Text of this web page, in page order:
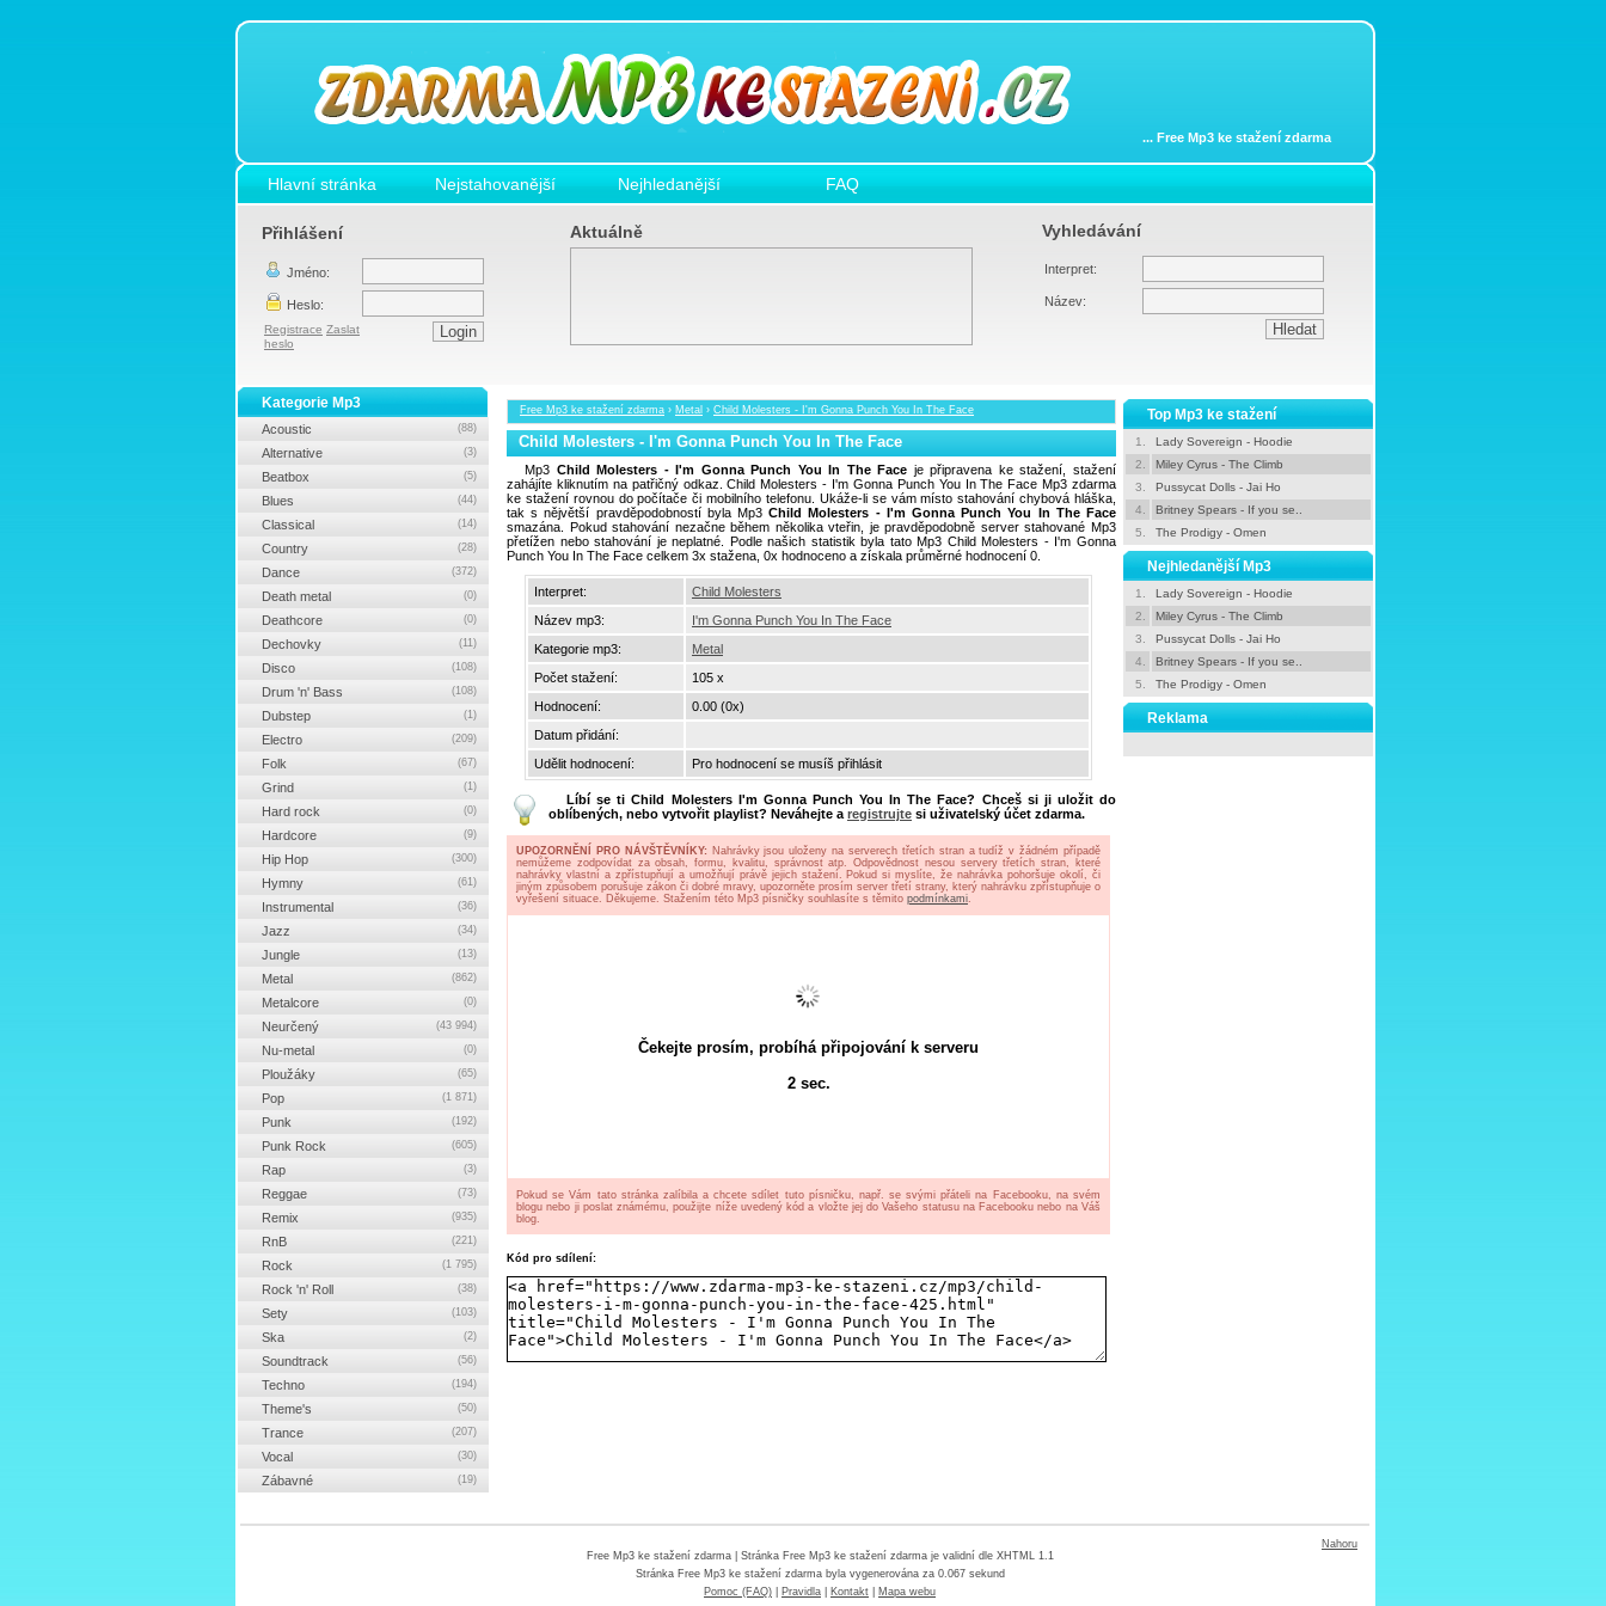
... Free Mp3 ke stažení zdarma
Hlavní stránka Nejstahovanější Nejhledanější FAQ
Přihlášení
Jméno:
Heslo:
Registrace Zaslat
heslo
Aktuálně Vyhledávání
Interpret:
Název:
Free Mp3 ke stažení zdarma › Metal › Child Molesters - I'm Gonna Punch You In The Face
Child Molesters - I'm Gonna Punch You In The Face
Mp3 Child Molesters - I'm Gonna Punch You In The Face je připravena ke stažení, stažení
zahájíte kliknutím na patřičný odkaz. Child Molesters - I'm Gonna Punch You In The Face Mp3 zdarma
ke stažení rovnou do počítače či mobilního telefonu. Ukáže-li se vám místo stahování chybová hláška,
tak s nějvětší pravděpodobností byla Mp3Child Molesters - I'm Gonna Punch You In The Face
smazána. Pokud stahování nezačne během několika vteřin, je pravděpodobně server stahované Mp3
přetížen nebo stahování je neplatné. Podle našich statistik byla tato Mp3 Child Molesters - I'm Gonna
Punch You In The Face celkem 3x stažena, 0x hodnoceno a získala průměrné hodnocení 0.
Interpret:
Child Molesters
Název mp3:
I'm Gonna Punch You In The Face
Kategorie mp3:
Metal
Počet stažení:
105 x
Hodnocení:
0.00 (0x)
Datum přidání:
Udělit hodnocení:
Pro hodnocení se musíš přihlásit
Líbí se tiChild Molesters I'm Gonna Punch You In The Face? Chceš si ji uložit do
oblíbených, nebo vytvořit playlist? Neváhejte a registrujte si uživatelský účet zdarma.
UPOZORNĚNÍ PRO NÁVŠTĚVNÍKY: Nahrávky jsou uloženy na serverech třetích stran a tudíž v žádném případě
nemůžeme zodpovídat za obsah, formu, kvalitu, správnost atp. Odpovědnost nesou servery třetích stran, které
nahrávky vlastní a zpřístupňují a umožňují právě jejich stažení. Pokud si myslíte, že nahrávka pohoršuje okolí, či
jiným způsobem porušuje zákon či dobré mravy, upozorněte prosím server třetí strany, který nahrávku zpřístupňuje o
vyřešení situace. Děkujeme. Stažením této Mp3 písničky souhlasíte s těmito podmínkami.
Čekejte prosím, probíhá připojování k serveru
2sec.
Pokud se Vám tato stránka zalíbila a chcete sdílet tuto písničku, např. se svými přáteli na Facebooku, na svém
blogu nebo ji poslat známému, použijte níže uvedený kód a vložte jej do Vašeho statusu na Facebooku nebo na Váš
blog.
Kód pro sdílení:
Top Mp3 ke stažení
1.
Lady Sovereign - Hoodie
2.
Miley Cyrus - The Climb
3.
Pussycat Dolls - Jai Ho
4.
Britney Spears - If you se..
5.
The Prodigy - Omen
Nejhledanější Mp3
1.
Lady Sovereign - Hoodie
2.
Miley Cyrus - The Climb
3.
Pussycat Dolls - Jai Ho
4.
Britney Spears - If you se..
5.
The Prodigy - Omen
Reklama
Kategorie Mp3
Acoustic (88)
Alternative (3)
Beatbox (5)
Blues (44)
Classical (14)
Country (28)
Dance (372)
Death metal (0)
Deathcore (0)
Dechovky (11)
Disco (108)
Drum 'n' Bass (108)
Dubstep (1)
Electro (209)
Folk (67)
Grind (1)
Hard rock (0)
Hardcore (9)
Hip Hop (300)
Hymny (61)
Instrumental (36)
Jazz (34)
Jungle (13)
Metal (862)
Metalcore (0)
Neurčený (43 994)
Nu-metal (0)
Ploužáky (65)
Pop (1 871)
Punk (192)
Punk Rock (605)
Rap (3)
Reggae (73)
Remix (935)
RnB (221)
Rock (1 795)
Rock 'n' Roll (38)
Sety (103)
Ska (2)
Soundtrack (56)
Techno (194)
Theme's (50)
Trance (207)
Vocal (30)
Zábavné (19)
Nahoru
Free Mp3 ke stažení zdarma| Stránka Free Mp3 ke stažení zdarma je validní dle XHTML 1.1
Stránka Free Mp3 ke stažení zdarmabyla vygenerována za 0.067 sekund
Pomoc (FAQ)
Pravidla Kontakt Mapa webu